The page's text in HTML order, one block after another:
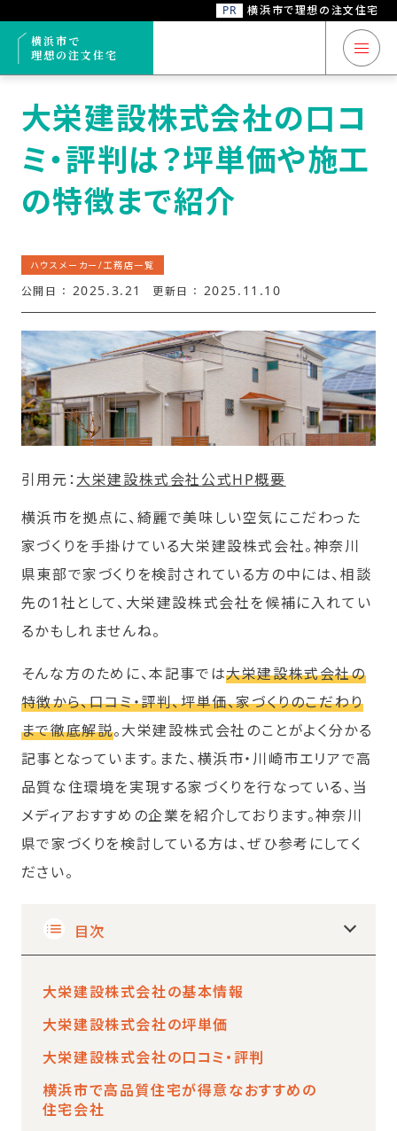
PR
横浜市で理想の注文住宅
横浜市で
理想の注文住宅
横浜市 注文住宅
注文住宅コラム
ハウスメーカー/
工務店一覧
ハウスメーカー/
工務店
おすすめ6選
トップ ハウスメーカー/工務店一覧 大栄建設株式会社の口コミ・評判は？坪単
大栄建設株式会社の口コ
ミ・評判は？坪単価や施工
の特徴まで紹介
ハウスメーカー/工務店一覧
公開日 ： 2025.3.21 更新日 ： 2025.11.10
引用元： 大栄建設株式会社公式HP概要
横浜市を拠点に、綺麗で美味しい空気にこだわった
家づくりを手掛けている大栄建設株式会社。神奈川
県東部で家づくりを検討されている方の中には、相談
先の1社として、大栄建設株式会社を候補に入れてい
るかもしれませんね。
そんな方のために、本記事では大栄建設株式会社の
特徴から、口コミ・評判、坪単価、家づくりのこだわり
まで徹底解説。大栄建設株式会社のことがよく分かる
記事となっています。また、横浜市・川崎市エリアで高
品質な住環境を実現する家づくりを行なっている、当
メディアおすすめの企業を紹介しております。神奈川
県で家づくりを検討している方は、ぜひ参考にしてく
ださい。
目次
大栄建設株式会社の基本情報
大栄建設株式会社の坪単価
大栄建設株式会社の口コミ・評判
横浜市で高品質住宅が得意なおすすめの
住宅会社